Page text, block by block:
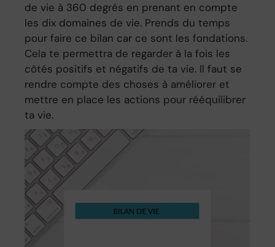
de vie à 360 degrés en prenant en compte
les dix domaines de vie. Prends du temps
pour faire ce bilan car ce sont les fondations.
Cela te permettra de regarder à la fois les
côtés positifs et négatifs de ta vie. Il faut se
rendre compte des choses à améliorer et
mettre en place les actions pour rééquilibrer
ta vie.